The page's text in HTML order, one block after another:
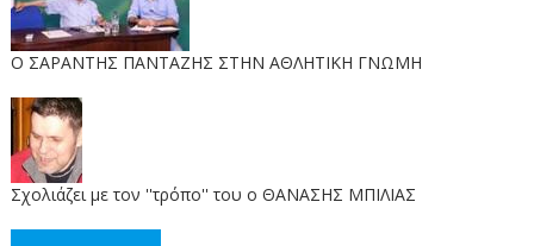
O ΣΑΡΑΝΤΗΣ ΠΑΝΤΑΖΗΣ ΣΤΗΝ ΑΘΛΗΤΙΚΗ ΓΝΩΜΗ
Σχολιάζει με τον ''τρόπο'' του ο ΘΑΝΑΣΗΣ ΜΠΙΛΙΑΣ